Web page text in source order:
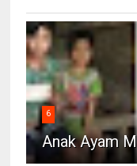
6
Anak Ayam